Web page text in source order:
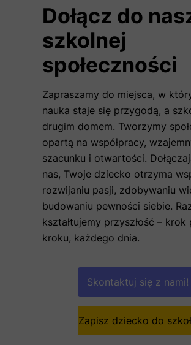
Zapisz dziecko do
Skontaktuj się z nami!
Zapraszamy do miejsca, w
nauka staje się przygodą, a
drugim domem. Tworzymy
opartą na współpracy,
szacunku i otwartości.
nas, Twoje dziecko otrzyma
rozwijaniu pasji, zdobywaniu
budowaniu pewności siebie.
kształtujemy przyszłość – krok
kroku, każdego dnia.
Dołącz do
szkolnej
społeczności